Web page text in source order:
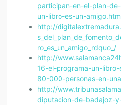
participan-en-el-plan-
un-libro-es-un-
http://
ro_es_un_amigo_rdquo_/
http://
16-el-programa-un-
80-000-personas-en-
http://
diputacion-de-badajoz-